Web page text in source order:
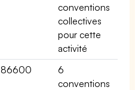
conventions
collectives
pour cette
activité
86600
6
conventions